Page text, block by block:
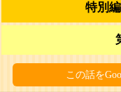
特別
この話を